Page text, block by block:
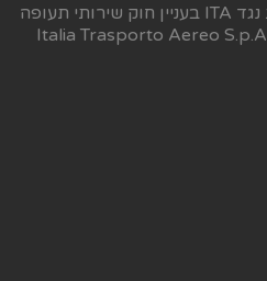
הסדר פשרה בתביעה ייצוגית נגד ITA בעניין חוק שירותי תעופה
ת"צ 70645-05-23: שחף נ' Italia Trasporto Aereo S.p.A